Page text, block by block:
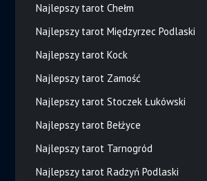
Najlepszy tarot Chełm
Najlepszy tarot Międzyrzec Podlaski
Najlepszy tarot Kock
Najlepszy tarot Zamość
Najlepszy tarot Stoczek Łukówski
Najlepszy tarot Bełżyce
Najlepszy tarot Tarnogród
Najlepszy tarot Radzyń Podlaski